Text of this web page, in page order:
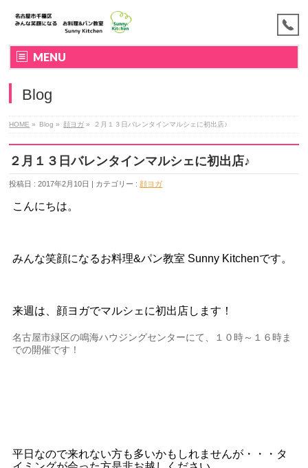
MENU
Blog
HOME » Blog » 顔ヨガ » ２月１３日バレンタインマルシェに初出店♪
２月１３日バレンタインマルシェに初出店♪
投稿日 : 2017年2月10日 | カテゴリー : 顔ヨガ
こんにちは。
みんな笑顔になるお料理&パン教室 Sunny Kitchenです。
来週は、顔ヨガでマルシェに初出店します！
名古屋市緑区の鳴海ハウジングセンターにて、１０時～１６時ま
での開催です！
平日なので来れない方も多いかもしれませんが・・・タ